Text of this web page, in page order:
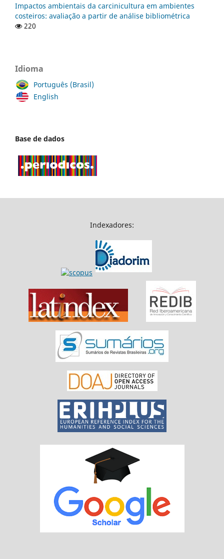
Impactos ambientais da carcinicultura em ambientes
costeiros: avaliação a partir de análise bibliométrica
220
Idioma
Português (Brasil)
English
Base de dados
Indexadores: